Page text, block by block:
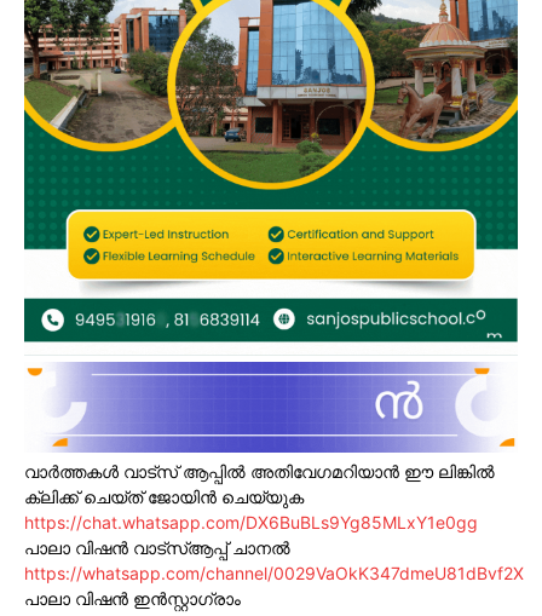
വാർത്തകൾ വാട്സ് ആപ്പിൽ അതിവേഗമറിയാൻ ഈ ലിങ്കിൽ
ക്ലിക്ക് ചെയ്ത് ജോയിൻ ചെയ്യുക
https://chat.whatsapp.com/DX6BuBLs9Yg85MLxY1e0gg
പാലാ വിഷൻ വാട്സ്ആപ്പ് ചാനൽ
https://whatsapp.com/channel/0029VaOkK347dmeU81dBvf2X
പാലാ വിഷൻ ഇൻസ്റ്റാഗ്രാം